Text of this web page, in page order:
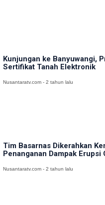
Kunjungan ke Banyuwangi,
Sertifikat Tanah Elektronik
Nusantaratv.com - 2 tahun lalu
Tim Basarnas Dikerahkan
Penanganan Dampak Erupsi
Nusantaratv.com - 2 tahun lalu